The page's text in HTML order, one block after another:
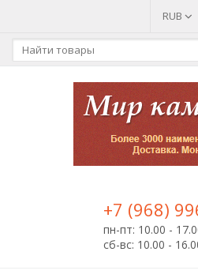
RUB
+7 (968)
пн-пт: 10.00 -
сб-вс: 10.00 -